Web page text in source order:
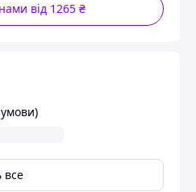
від 1265 ₴
все